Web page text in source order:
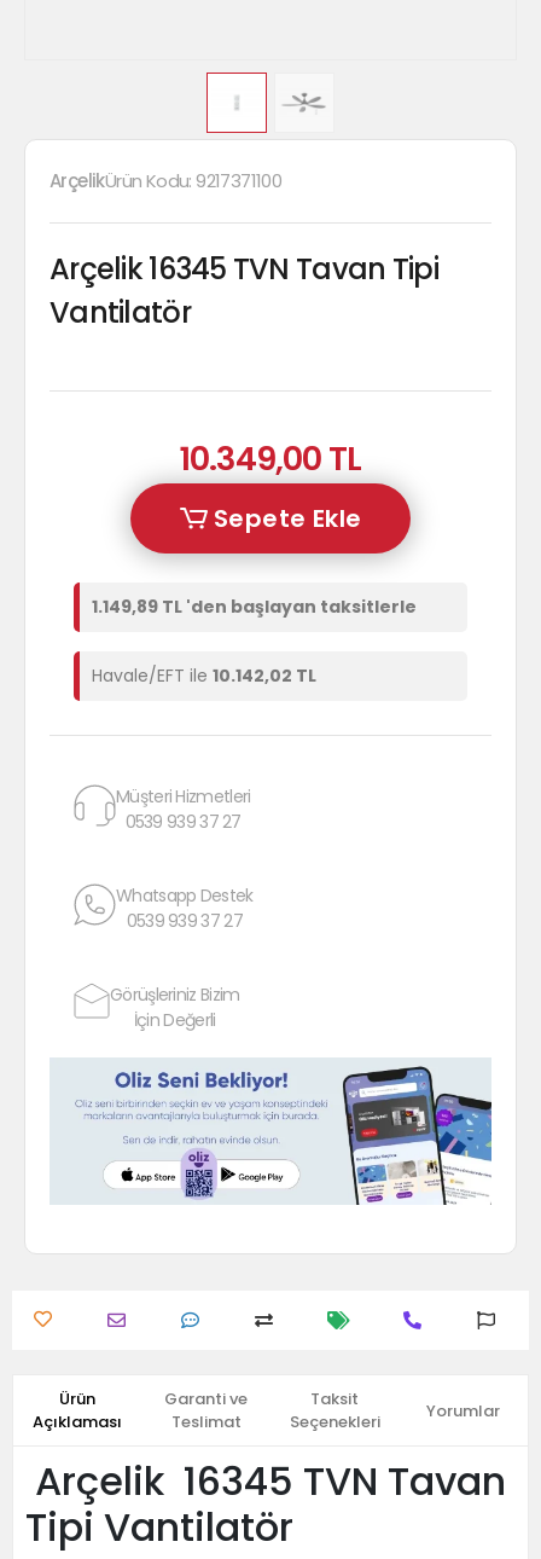
ArçelikÜrün Kodu: 9217371100
Arçelik 16345 TVN Tavan Tipi
Vantilatör
10.349,00 TL
Sepete Ekle
1.149,89 TL 'den başlayan taksitlerle
Havale/EFT ile 10.142,02 TL
Müşteri Hizmetleri
0539 939 37 27
Whatsapp Destek
0539 939 37 27
Görüşleriniz Bizim
İçin Değerli
Ürün
Açıklaması
Garanti ve
Teslimat
Taksit
Seçenekleri
Yorumlar
Arçelik 16345 TVN Tavan
Tipi Vantilatör